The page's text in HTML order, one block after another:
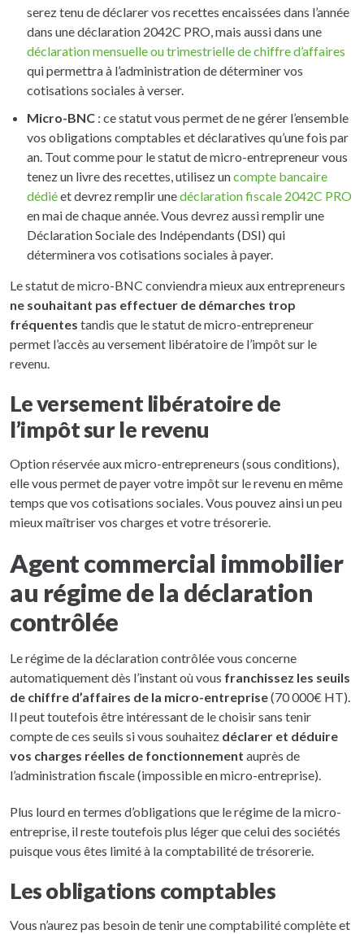
serez tenu de déclarer vos recettes encaissées dans l’année
dans une déclaration 2042C PRO, mais aussi dans une
déclaration mensuelle ou trimestrielle de chiffre d’affaires
qui permettra à l’administration de déterminer vos
cotisations sociales à verser.
Micro-BNC : ce statut vous permet de ne gérer l’ensemble
vos obligations comptables et déclaratives qu’une fois par
an. Tout comme pour le statut de micro-entrepreneur vous
tenez un livre des recettes, utilisez uncompte bancaire
dédiéet devrez remplir unedéclaration fiscale 2042C PRO
en mai de chaque année. Vous devrez aussi remplir une
Déclaration Sociale des Indépendants (DSI) qui
déterminera vos cotisations sociales à payer.
Le statut de micro-BNC conviendra mieux aux entrepreneurs
ne souhaitant pas effectuer de démarches trop
fréquentes tandis que le statut de micro-entrepreneur
permet l’accès au versement libératoire de l’impôt sur le
revenu.
Le versement libératoire de
l’impôt sur le revenu
Option réservée aux micro-entrepreneurs (sous conditions),
elle vous permet de payer votre impôt sur le revenu en même
temps que vos cotisations sociales. Vous pouvez ainsi un peu
mieux maîtriser vos charges et votre trésorerie.
Agent commercial immobilier
au régime de la déclaration
contrôlée
Le régime de la déclaration contrôlée vous concerne
automatiquement dès l’instant où vous franchissez les seuils
de chiffre d’affaires de la micro-entreprise(70 000€ HT).
Il peut toutefois être intéressant de le choisir sans tenir
compte de ces seuils si vous souhaitez déclarer et déduire
vos charges réelles de fonctionnement auprès de
l’administration fiscale (impossible en micro-entreprise).
Plus lourd en termes d’obligations que le régime de la micro-
entreprise, il reste toutefois plus léger que celui des sociétés
puisque vous êtes limité à la comptabilité de trésorerie.
Les obligations comptables
Vous n’aurez pas besoin de tenir une comptabilité complète et